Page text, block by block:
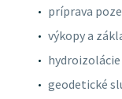
príprava
výkopy a
hydroizolácie
geodetické